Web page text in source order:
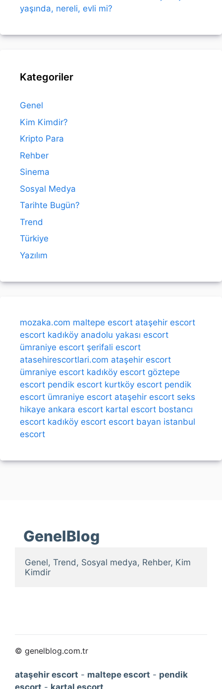
yaşında, nereli, evli mi?
Kategoriler
Genel
Kim Kimdir?
Kripto Para
Rehber
Sinema
Sosyal Medya
Tarihte Bugün?
Trend
Türkiye
Yazılım
mozaka.com maltepe escort ataşehir escort
escort kadıköy anadolu yakası escort
ümraniye escort şerifali escort
atasehirescortlari.com ataşehir escort
ümraniye escort kadıköy escort göztepe
escort pendik escort kurtköy escort pendik
escort ümraniye escort ataşehir escort seks
hikaye ankara escort kartal escort bostancı
escort kadıköy escort escort bayan istanbul
escort
GenelBlog
Genel, Trend, Sosyal medya, Rehber, Kim
Kimdir
© genelblog.com.tr
ataşehir escort - maltepe escort - pendik
escort - kartal escort